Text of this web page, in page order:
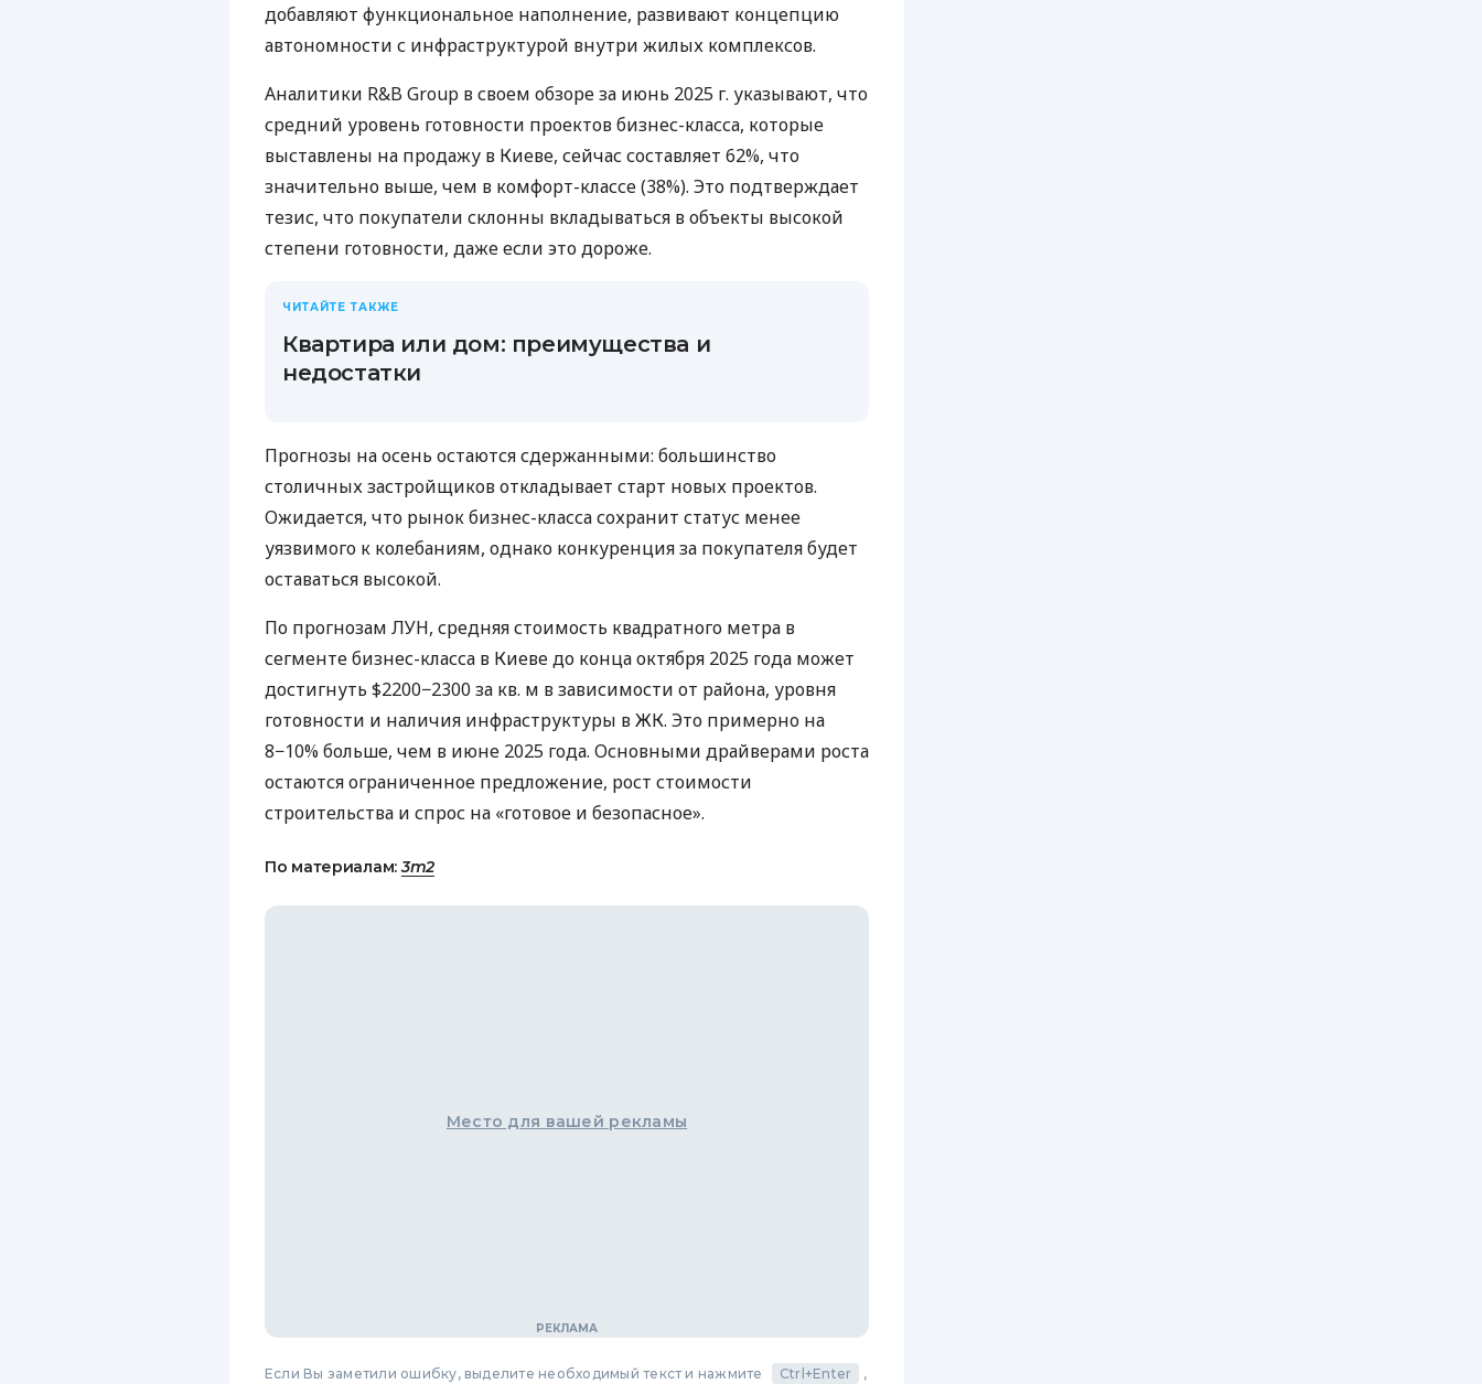
добавляют функциональное наполнение, развивают концепцию
автономности с инфраструктурой внутри жилых комплексов.
Аналитики R&B Group в своем обзоре за июнь 2025 г. указывают, что
средний уровень готовности проектов бизнес-класса, которые
выставлены на продажу в Киеве, сейчас составляет 62%, что
значительно выше, чем в комфорт-классе (38%). Это подтверждает
тезис, что покупатели склонны вкладываться в объекты высокой
степени готовности, даже если это дороже.
ЧИТАЙТЕ ТАКЖЕ
Квартира или дом: преимущества и
недостатки
Прогнозы на осень остаются сдержанными: большинство
столичных застройщиков откладывает старт новых проектов.
Ожидается, что рынок бизнес-класса сохранит статус менее
уязвимого к колебаниям, однако конкуренция за покупателя будет
оставаться высокой.
По прогнозам ЛУН, средняя стоимость квадратного метра в
сегменте бизнес-класса в Киеве до конца октября 2025 года может
достигнуть $2200−2300 за кв. м в зависимости от района, уровня
готовности и наличия инфраструктуры в ЖК. Это примерно на
8−10% больше, чем в июне 2025 года. Основными драйверами роста
остаются ограниченное предложение, рост стоимости
строительства и спрос на «готовое и безопасное».
По материалам:3m2
Место для вашей рекламы
Если Вы заметили ошибку, выделите необходимый текст и нажмите Ctrl+Enter ,